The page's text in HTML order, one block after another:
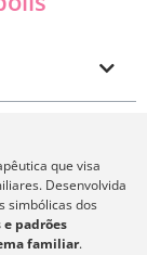
que visa
Desenvolvida
simbólicas dos
padrões
familiar.